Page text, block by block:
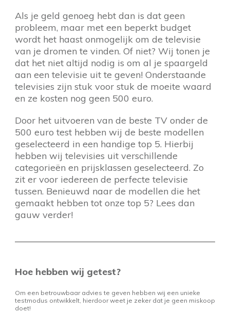
Als je geld genoeg hebt dan is dat geen
probleem, maar met een beperkt budget
wordt het haast onmogelijk om de televisie
van je dromen te vinden. Of niet? Wij tonen je
dat het niet altijd nodig is om al je spaargeld
aan een televisie uit te geven! Onderstaande
televisies zijn stuk voor stuk de moeite waard
en ze kosten nog geen 500 euro.
Door het uitvoeren van de beste TV onder de
500 euro test hebben wij de beste modellen
geselecteerd in een handige top 5. Hierbij
hebben wij televisies uit verschillende
categorieën en prijsklassen geselecteerd. Zo
zit er voor iedereen de perfecte televisie
tussen. Benieuwd naar de modellen die het
gemaakt hebben tot onze top 5? Lees dan
gauw verder!
Hoe hebben wij getest?
Om een betrouwbaar advies te geven hebben wij een unieke
testmodus ontwikkelt, hierdoor weet je zeker dat je geen miskoop
doet!